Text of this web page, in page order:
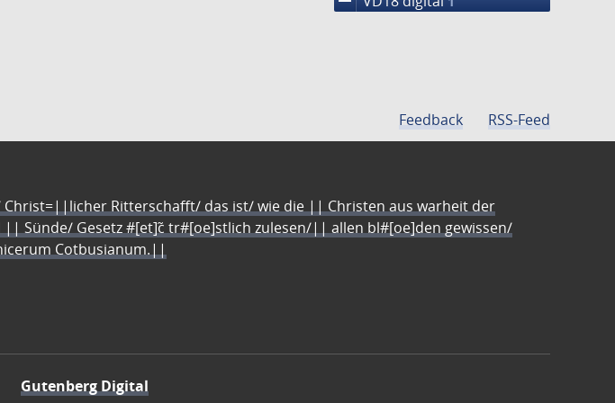
Feedback RSS-Feed
Ritterschafft/ das ist/ wie die || Christen aus warheit der
Sünde/ Gesetz #[et]c̃ tr#[oe]stlich zulesen/|| allen bl#[oe]den gewissen/
Cotbusianum.||
Gutenberg Digital